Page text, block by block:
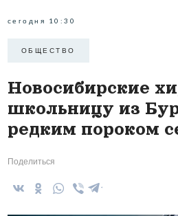
сегодня 10:30
ОБЩЕСТВО
Новосибирские
школьницу из
редким пороком
Поделиться